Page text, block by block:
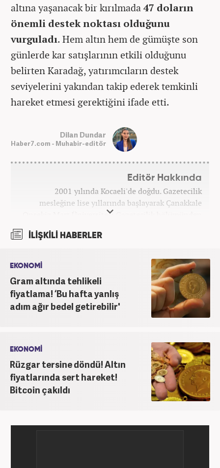
altına yaşanacak bir kırılmada47 doların
önemli destek noktası olduğunu
vurguladı. Hem altın hem de gümüşte son
günlerde kar satışlarının etkili olduğunu
belirten Karadağ, yatırımcıların destek
seviyelerini yakından takip ederek temkinli
hareket etmesi gerektiğini ifade etti.
Dilan Dundar
Haber7.com - Muhabir-editör
Editör Hakkında
2001 yılında Kocaeli'de doğdu. Gazetecilik
mesleğine lise yıllarında başlayarak Çanakkale
Onsekiz Mart Üniversitesi Gazetecilik bölümünden
hayatında sunucu, editör, muhabir gibi birçok
'Özel Haberler Muhabiri' olarak devam etmektedir.
İLİŞKİLİ HABERLER
EKONOMİ
Gram altında tehlikeli
fiyatlama! ‘Bu hafta yanlış
adım ağır bedel getirebilir'
EKONOMİ
Rüzgar tersine döndü! Altın
fiyatlarında sert hareket!
Bitcoin çakıldı